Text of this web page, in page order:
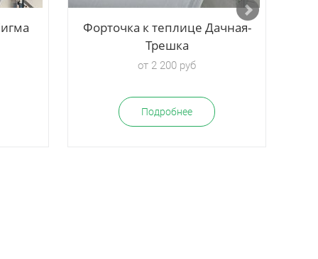
Форточка к теплице Дачная-
Трешка
от 2 200 руб
Подробнее